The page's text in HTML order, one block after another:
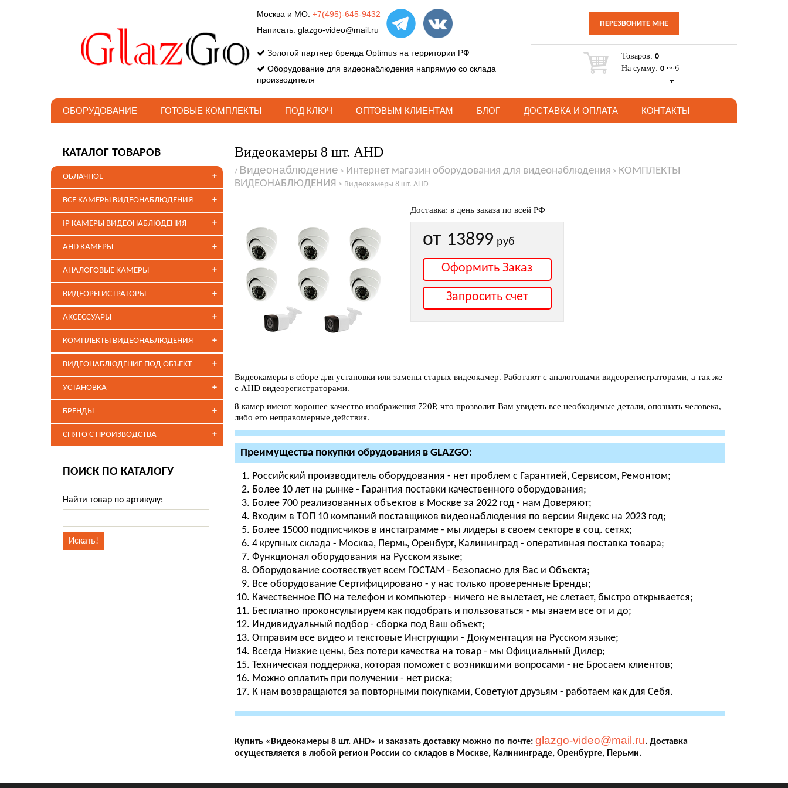
Москва и МО: +7(495)-645-9432
Написать: glazgo-video@mail.ru
Золотой партнер бренда Optimus на территории РФ
Оборудование для видеонаблюдения напрямую со склада
производителя
ПЕРЕЗВОНИТЕ МНЕ
Товаров: 0
На сумму: 0 руб
ОБОРУДОВАНИЕ ГОТОВЫЕ КОМПЛЕКТЫ ПОД КЛЮЧ ОПТОВЫМ КЛИЕНТАМ БЛОГ ДОСТАВКА И ОПЛАТА КОНТАКТЫ
Видеокамеры 8 шт. AHD
/ Видеонаблюдение > Интернет магазин оборудования для видеонаблюдения > КОМПЛЕКТЫ
ВИДЕОНАБЛЮДЕНИЯ > Видеокамеры 8 шт. AHD
Доставка: в день заказа по всей РФ
от 13899 руб
Оформить Заказ
Запросить счет
Видеокамеры в сборе для установки или замены старых видеокамер. Работают с аналоговыми видеорегистраторами, а так же
с AHD видеорегистраторами.
8 камер имеют хорошее качество изображения 720P, что прозволит Вам увидеть все необходимые детали, опознать человека,
либо его неправомерные действия.
Преимущества покупки обрудования в GLAZGO:
Российский производитель оборудования - нет проблем с Гарантией, Сервисом, Ремонтом;
Более 10 лет на рынке - Гарантия поставки качественного оборудования;
Более 700 реализованных объектов в Москве за 2022 год - нам Доверяют;
Входим в ТОП 10 компаний поставщиков видеонаблюдения по версии Яндекс на 2023 год;
Более 15000 подписчиков в инстаграмме - мы лидеры в своем секторе в соц. сетях;
4 крупных склада - Москва, Пермь, Оренбург, Калининград - оперативная поставка товара;
Функционал оборудования на Русском языке;
Оборудование соотвествует всем ГОСТАМ - Безопасно для Вас и Объекта;
Все оборудование Сертифицировано - у нас только проверенные Бренды;
Качественное ПО на телефон и компьютер - ничего не вылетает, не слетает, быстро открывается;
Бесплатно проконсультируем как подобрать и пользоваться - мы знаем все от и до;
Индивидуальный подбор - сборка под Ваш объект;
Отправим все видео и текстовые Инструкции - Документация на Русском языке;
Всегда Низкие цены, без потери качества на товар - мы Официальный Дилер;
Техническая поддержка, которая поможет с возникшими вопросами - не Бросаем клиентов;
Можно оплатить при получении - нет риска;
К нам возвращаются за повторными покупками, Советуют друзьям - работаем как для Себя.
Купить «Видеокамеры 8 шт. AHD» и заказать доставку можно по почте: glazgo-video@mail.ru. Доставка
осуществляется в любой регион России со складов в Москве, Калининграде, Оренбурге, Перьми.
КАТАЛОГ ТОВАРОВ
+
ОБЛАЧНОЕ
+
ВСЕ КАМЕРЫ ВИДЕОНАБЛЮДЕНИЯ
+
IP КАМЕРЫ ВИДЕОНАБЛЮДЕНИЯ
+
AHD КАМЕРЫ
+
АНАЛОГОВЫЕ КАМЕРЫ
+
ВИДЕОРЕГИСТРАТОРЫ
+
АКСЕССУАРЫ
+
КОМПЛЕКТЫ ВИДЕОНАБЛЮДЕНИЯ
+
ВИДЕОНАБЛЮДЕНИЕ ПОД ОБЪЕКТ
+
УСТАНОВКА
+
БРЕНДЫ
+
СНЯТО С ПРОИЗВОДСТВА
ПОИСК ПО КАТАЛОГУ
Найти товар по артикулу: